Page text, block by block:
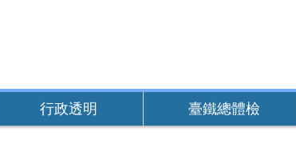
行政透明 臺鐵總體檢